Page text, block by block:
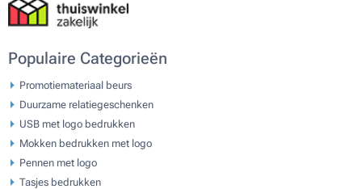
Populaire Categorieën
Promotiemateriaal beurs
Duurzame relatiegeschenken
USB met logo bedrukken
Mokken bedrukken met logo
Pennen met logo
Tasjes bedrukken